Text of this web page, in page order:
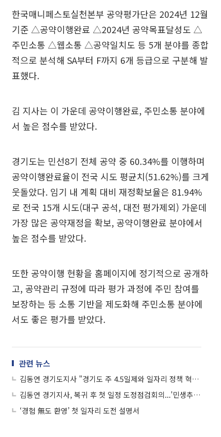
한국매니페스토실천본부 공약평가단은 2024년 12월
기준 △공약이행완료 △2024년 공약목표달성도 △
주민소통 △웹소통 △공약일치도 등 5개 분야를 종합
적으로 분석해 SA부터 F까지 6개 등급으로 구분해 발
표했다.
김 지사는 이 가운데 공약이행완료, 주민소통 분야에
서 높은 점수를 받았다.
경기도는 민선8기 전체 공약 중 60.34%를 이행하며
공약이행완료율이 전국 시도 평균치(51.62%)를 크게
웃돌았다. 임기 내 계획 대비 재정확보율은 81.94%
로 전국 15개 시도(대구 공석, 대전 평가제외) 가운데
가장 많은 공약재정을 확보, 공약이행완료 분야에서
높은 점수를 받았다.
또한 공약이행 현황을 홈페이지에 정기적으로 공개하
고, 공약관리 규정에 따라 평가 과정에 주민 참여를
보장하는 등 소통 기반을 제도화해 주민소통 분야에
서도 좋은 평가를 받았다.
관련 뉴스
김동연 경기도지사 "경기도 주 4.5일제와 일자리 정책 혁신 강조"
김동연 경기지사, 복귀 후 첫 일정 도정점검회의...'민생추경·기후위기 대응 총력'
‘경험 無도 환영’ 첫 일자리 도전 설명서